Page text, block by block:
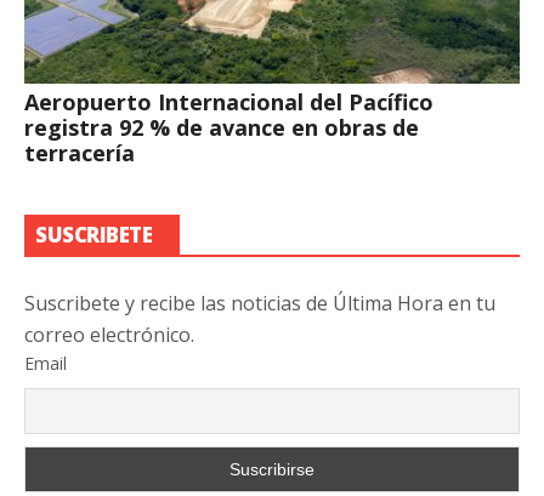
Aeropuerto Internacional del Pacífico
registra 92 % de avance en obras de
terracería
SUSCRIBETE
Suscribete y recibe las noticias de Última Hora en tu
correo electrónico.
Email